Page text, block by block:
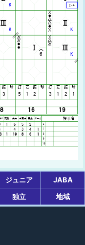
ジュニア
JABA
独立 地域